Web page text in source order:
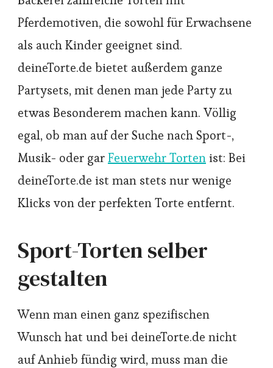
Pferdemotiven, die sowohl für Erwachsene
als auch Kinder geeignet sind.
deineTorte.de bietet außerdem ganze
Partysets, mit denen man jede Party zu
etwas Besonderem machen kann. Völlig
egal, ob man auf der Suche nach Sport-,
Musik- oder garFeuerwehr Tortenist: Bei
deineTorte.de ist man stets nur wenige
Klicks von der perfekten Torte entfernt.
Sport-Torten selber
gestalten
Wenn man einen ganz spezifischen
Wunsch hat und bei deineTorte.de nicht
auf Anhieb fündig wird, muss man die